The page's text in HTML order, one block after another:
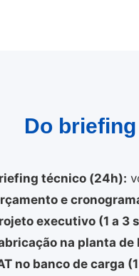
Do
técnico (24h):
e
executivo (1 a 3
na planta de
no banco de carga